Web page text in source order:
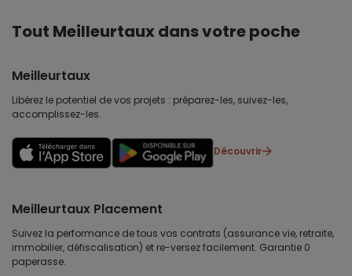
Tout Meilleurtaux dans votre poche
Meilleurtaux
Libérez le potentiel de vos projets : préparez-les, suivez-les,
accomplissez-les.
Découvrir
Meilleurtaux Placement
Suivez la performance de tous vos contrats (assurance vie, retraite,
immobilier, défiscalisation) et re-versez facilement. Garantie 0
paperasse.